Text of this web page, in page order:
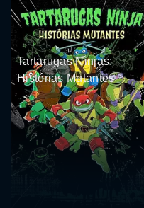
Tartarugas Ninjas:
Histórias Mutantes